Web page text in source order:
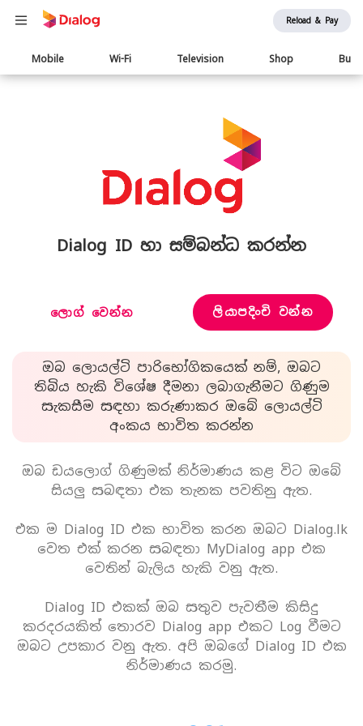
Reload & Pay
Main
navigation
Mobile Wi-Fi Television Shop
Dialog ID හා සම්බන්ධ කරන්න
ලොග් වෙන්න ලියාපදිංචි වන්න
ඔබ ලොයල්ටි පාරිභෝගිකයෙක් නම්, ඔබට
තිබිය හැකි විශේෂ දීමනා ලබාගැනීමට ගිණුම
සැකසීම සඳහා කරුණාකර ඔබේ ලොයල්ටි
අංකය භාවිත කරන්න
ඔබ ඩයලොග් ගිණුමක් නිර්මාණය කළ විට ඔබේ
සියලු සබඳතා එක තැනක පවතිනු ඇත.
එක ම Dialog ID එක භාවිත කරන ඔබට Dialog.lk
වෙත එක් කරන සබඳතා MyDialog app එක
වෙතින් බැලිය හැකි වනු ඇත.
Dialog ID එකක් ඔබ සතුව පැවතීම කිසිදු
කරදරයකිත් තොරව Dialog app එකට Log වීමට
ඔබට උපකාර වනු ඇත. අපි ඔබගේ Dialog ID එක
නිර්මාණය කරමු.